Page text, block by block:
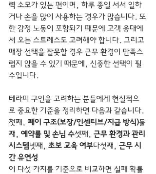
력 소모가 있는 편이며, 하루 종일 서서 일하
거나 손을 많이 사용하는 경우가 많습니다. 또
한 감정 노동이 포함되기 때문에 고객 응대에
서 오는 스트레스도 고려해야 합니다. 그리고
매장 선택을 잘못할 경우 근무 환경이 만족스
럽지 않을 수 있기 때문에, 신중한 선택이 필
수입니다.
테라피 구인을 고려하는 분들에게 현실적으
로 중요한 기준을 정리하면 다음과 같습니다.
첫째, 페이 구조(보장/인센티브/지급 방식)둘
째, 예약률 및 손님 수셋째, 근무 환경과 관리
시스템넷째, 초보 교육 여부다섯째, 근무 시
간 유연성
이 다섯 가지를 기준으로 비교하면 실패 확률